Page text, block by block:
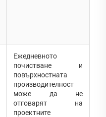
Ежедневното
почистване и
повърхностната
производителност
може да не
отговарят на
проектните